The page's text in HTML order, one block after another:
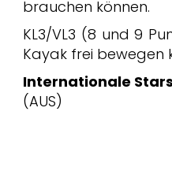
brauchen können.
KL3/VL3 (8 und 9
Kayak frei bewegen
Internationale
(AUS)